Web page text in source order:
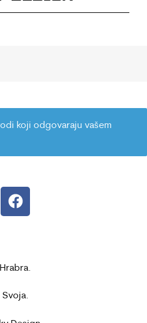
koji odgovaraju vašem
Hrabra.
Svoja.